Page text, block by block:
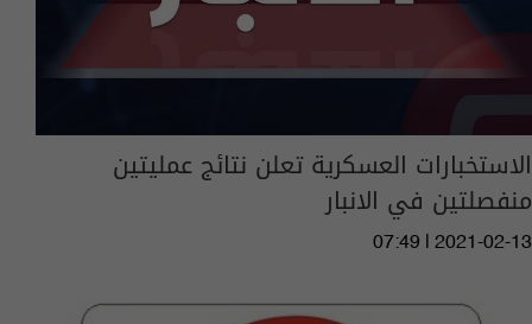
الاستخبارات العسكرية تعلن نتائج عمليتين
منفصلتين في الانبار
07:49 | 2021-02-13